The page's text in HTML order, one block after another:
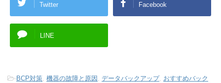
Twitter Facebook
LINE
-BCP対策, 機器の故障と原因 , データバックアップ, おすすめバック